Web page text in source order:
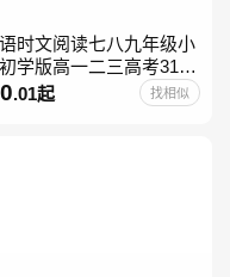
时文阅读七八九年级小
学版高一二三高考31期
快捷英语阅读理解2027
0.01起 找相似